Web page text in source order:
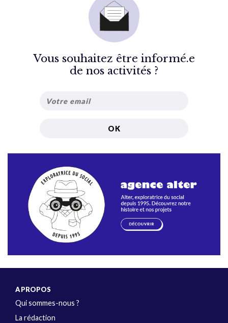
Vous souhaitez être informé.e
de nos activités ?
A PROPOS
Qui sommes-nous ?
La rédaction